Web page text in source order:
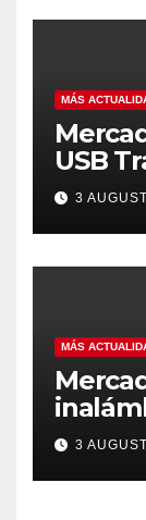
MÁS
USB
2035
3
MÁS
3